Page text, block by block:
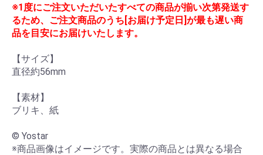
※1度にご注文いただいたすべての商品が揃い次第発送す
るため、ご注文商品のうち[お届け予定日]が最も遅い商
品を目安にお届けいたします。
【サイズ】
直径約56mm
【素材】
ブリキ、紙
© Yostar
※商品画像はイメージです。実際の商品とは異なる場合